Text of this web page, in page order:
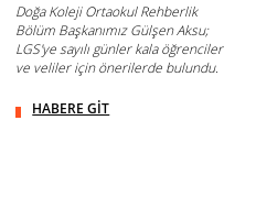
Doğa Koleji Ortaokul Rehberlik
Bölüm Başkanımız Gülşen Aksu;
LGS'ye sayılı günler kala öğrenciler
ve veliler için önerilerde bulundu.
HABERE GİT